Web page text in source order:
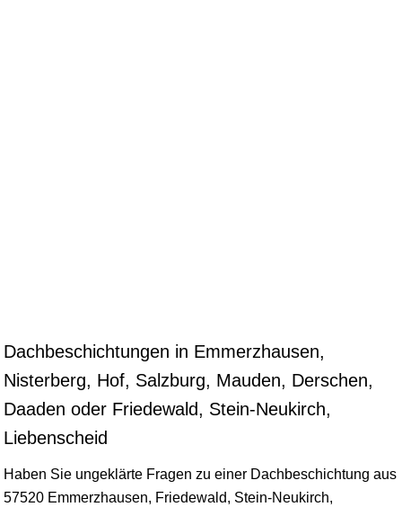
Dachbeschichtungen in Emmerzhausen,
Nisterberg, Hof, Salzburg, Mauden, Derschen,
Daaden oder Friedewald, Stein-Neukirch,
Liebenscheid
Haben Sie ungeklärte Fragen zu einer Dachbeschichtung aus
57520 Emmerzhausen, Friedewald, Stein-Neukirch,